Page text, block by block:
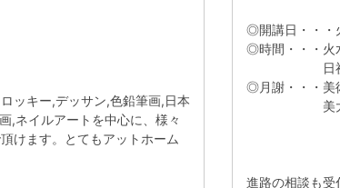
ッキー,デッサン,色鉛筆画,日本
,ネイルアートを中心に、様々
けます。とてもアットホーム
◎開講日・・・
◎時間・・・火
日祝日
◎月謝・・・美
美大・芸
週3
週4
進路の相談も受